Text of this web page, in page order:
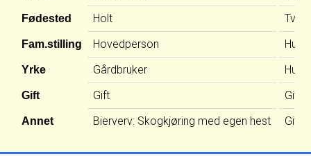
Fødested
Fam.stilling
Yrke
Gift
Annet
Holt
Hovedperson
Gårdbruker
Gift
Bierverv: Skogkjøring med egen hest
Gift
Gift: